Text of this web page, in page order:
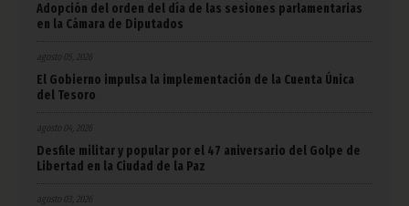
Adopción del orden del día de las sesiones parlamentarias
en la Cámara de Diputados
agosto 05, 2026
El Gobierno impulsa la implementación de la Cuenta Única
del Tesoro
agosto 04, 2026
Desfile militar y popular por el 47 aniversario del Golpe de
Libertad en la Ciudad de la Paz
agosto 03, 2026